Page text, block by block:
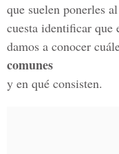
que suelen ponerles
cuesta identificar que
damos a conocer
comunes
y en qué consisten.